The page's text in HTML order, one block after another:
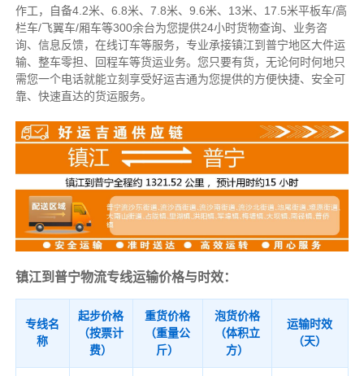
作工，自备4.2米、6.8米、7.8米、9.6米、13米、17.5米平板车/高
栏车/飞翼车/厢车等300余台为您提供24小时货物查询、业务咨
询、信息反馈，在线订车等服务， 专业承接镇江到普宁地区大件运
输、整车零担、回程车等货运业务。 您只要有货，无论何时何地只
需您一个电话就能立刻享受好运吉通为您提供的方便快捷、安全可
靠、快速直达的货运服务。
镇江到普宁物流专线运输价格与时效：
专线名
称
起步价格
（按票计
费）
重货价格
（重量公
斤）
泡货价格
（体积立
方）
运输时效
（天）